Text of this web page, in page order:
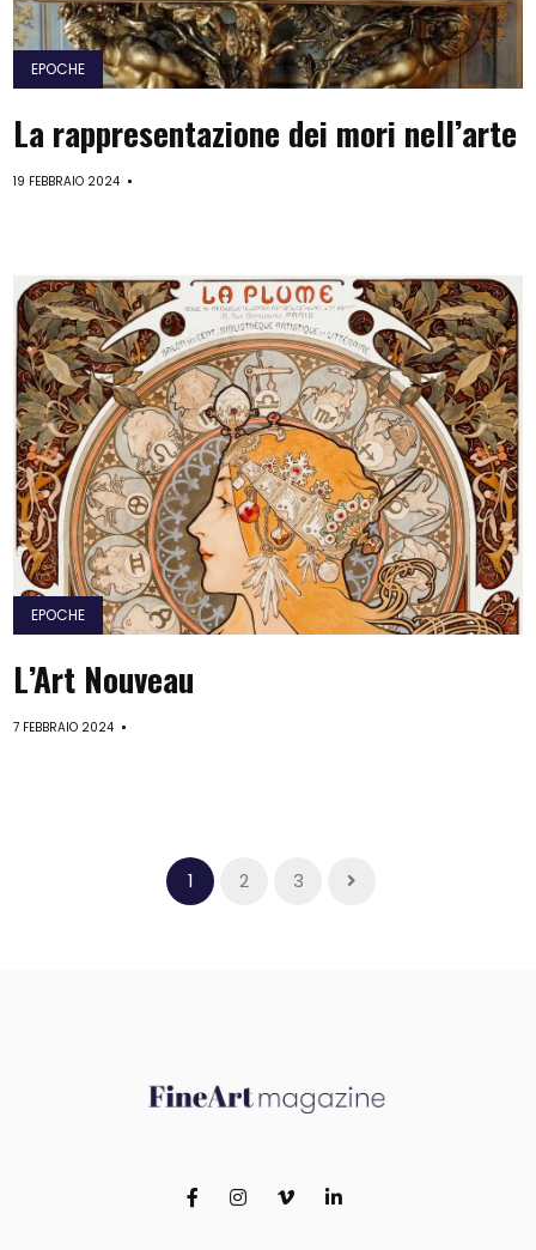
EPOCHE
La rappresentazione dei mori nell’arte
19 FEBBRAIO 2024
EPOCHE
L’Art Nouveau
7 FEBBRAIO 2024
1 2 3